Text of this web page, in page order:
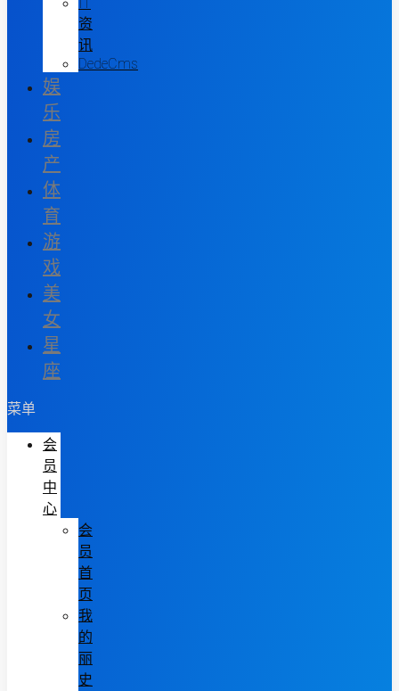
资
讯
DedeCms
娱
乐
房
产
体
育
游
戏
美
女
星
座
菜单
会
员
中
心
会
员
首
页
我
的
丽
史